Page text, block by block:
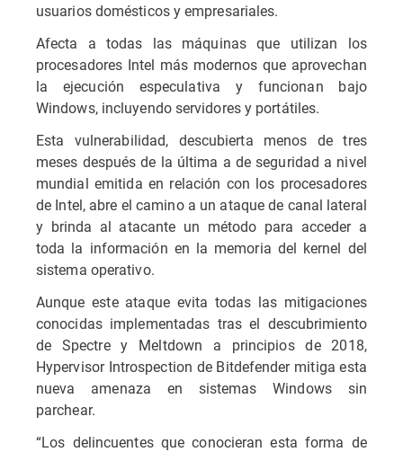
usuarios domésticos y empresariales.
Afecta a todas las máquinas que utilizan los
procesadores Intel más modernos que aprovechan
la ejecución especulativa y funcionan bajo
Windows, incluyendo servidores y portátiles.
Esta vulnerabilidad, descubierta menos de tres
meses después de la última a de seguridad a nivel
mundial emitida en relación con los procesadores
de Intel, abre el camino a un ataque de canal lateral
y brinda al atacante un método para acceder a
toda la información en la memoria del kernel del
sistema operativo.
Aunque este ataque evita todas las mitigaciones
conocidas implementadas tras el descubrimiento
de Spectre y Meltdown a principios de 2018,
Hypervisor Introspection de Bitdefender mitiga esta
nueva amenaza en sistemas Windows sin
parchear.
“Los delincuentes que conocieran esta forma de